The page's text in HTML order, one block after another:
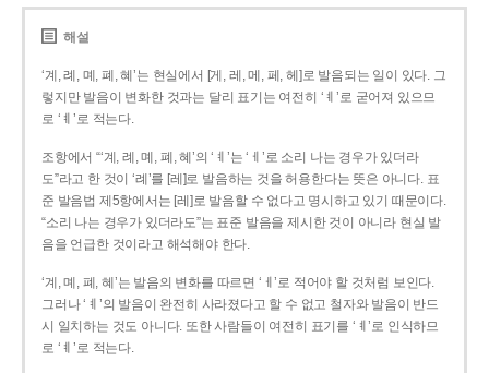
해설
‘계, 례, 몌, 폐, 혜’는 현실에서 [게, 레, 메, 페, 헤]로 발음되는 일이 있다. 그
렇지만 발음이 변화한 것과는 달리 표기는 여전히 ‘ㅖ’로 굳어져 있으므
로 ‘ㅖ’로 적는다.
조항에서 “‘계, 례, 몌, 폐, 혜’의 ‘ㅖ’는 ‘ㅔ’로 소리 나는 경우가 있더라
도”라고 한 것이 ‘례’를 [레]로 발음하는 것을 허용한다는 뜻은 아니다. 표
준 발음법 제5항에서는 [레]로 발음할 수 없다고 명시하고 있기 때문이다.
“소리 나는 경우가 있더라도”는 표준 발음을 제시한 것이 아니라 현실 발
음을 언급한 것이라고 해석해야 한다.
‘계, 몌, 폐, 혜’는 발음의 변화를 따르면 ‘ㅔ’로 적어야 할 것처럼 보인다.
그러나 ‘ㅖ’의 발음이 완전히 사라졌다고 할 수 없고 철자와 발음이 반드
시 일치하는 것도 아니다. 또한 사람들이 여전히 표기를 ‘ㅖ’로 인식하므
로 ‘ㅖ’로 적는다.